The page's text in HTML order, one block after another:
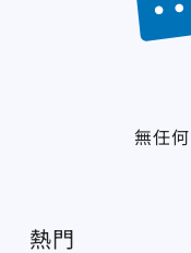
無任
熱門